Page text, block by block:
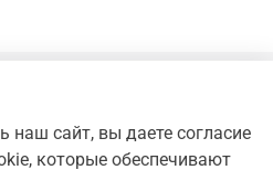
наш сайт, вы даете согласие
которые обеспечивают